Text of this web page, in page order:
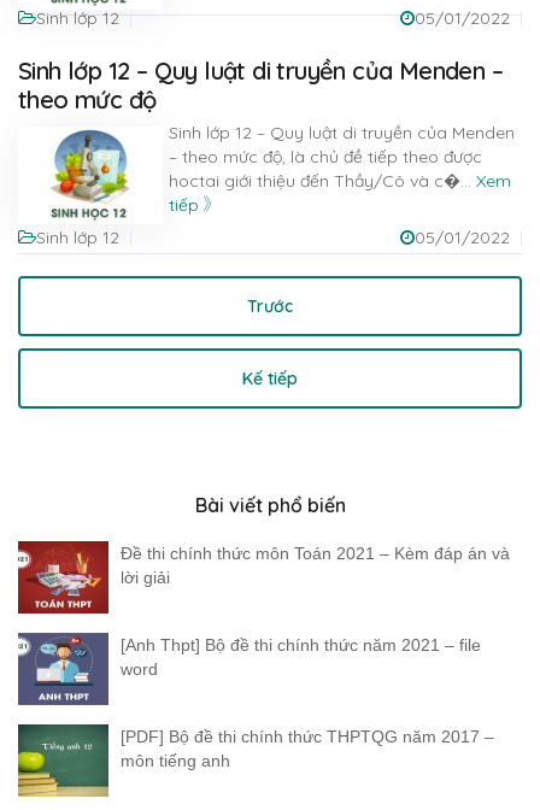
Sinh lớp 12 05/01/2022
Sinh lớp 12 – Quy luật di truyền của Menden –
theo mức độ
Sinh lớp 12 – Quy luật di truyền của Menden
– theo mức độ, là chủ đề tiếp theo được
hoctai giới thiệu đến Thầy/Cô và c�... Xem
tiếp
Sinh lớp 12
05/01/2022
Trước
Kế tiếp
Bài viết phổ biến
Đề thi chính thức môn Toán 2021 – Kèm đáp án và
lời giải
[Anh Thpt] Bộ đề thi chính thức năm 2021 – file
word
[PDF] Bộ đề thi chính thức THPTQG năm 2017 –
môn tiếng anh